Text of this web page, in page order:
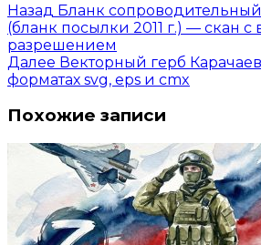
Назад Бланк сопроводительный
(бланк посылки 2011 г.) — скан с
разрешением
Далее Векторный герб
форматах svg, eps и cmx
Похожие записи